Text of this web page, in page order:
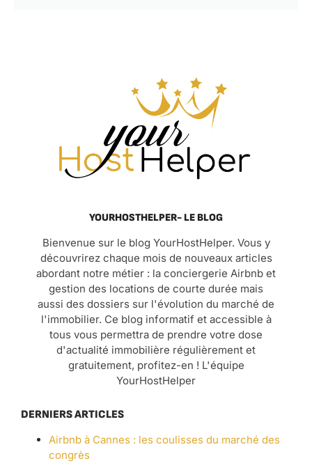
YOURHOSTHELPER- LE BLOG
Bienvenue sur le blog YourHostHelper. Vous y
découvrirez chaque mois de nouveaux articles
abordant notre métier : la conciergerie Airbnb et
gestion des locations de courte durée mais
aussi des dossiers sur l'évolution du marché de
l'immobilier. Ce blog informatif et accessible à
tous vous permettra de prendre votre dose
d'actualité immobilière régulièrement et
gratuitement, profitez-en ! L'équipe
YourHostHelper
DERNIERS ARTICLES
Airbnb à Cannes : les coulisses du marché des
congrès